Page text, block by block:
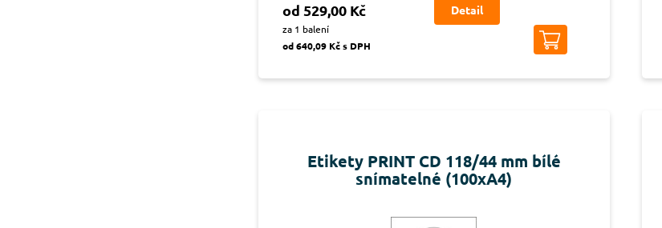
od 529,00 Kč
za 1 balení
od 640,09 Kč s DPH
Detail
Etikety PRINT CD 118/44 mm bílé
snímatelné (100xA4)